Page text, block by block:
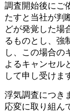
調査開始後にご
たすと当社が判
どが発覚した場
るものとし、強
し、この場合の
よるキャンセル
して申し受けま
浮気調査につき
応変に取り組ん